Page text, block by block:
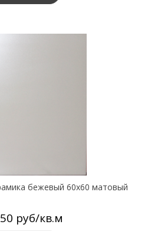
бежевый 60х60 матовый
руб/кв.м